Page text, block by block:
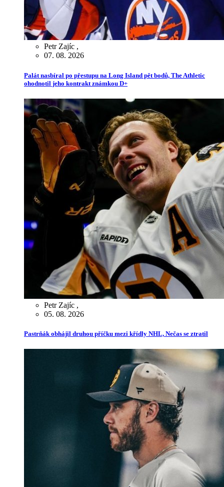
Petr Zajíc ,
07. 08. 2026
Palát nasbíral po přestupu na Long Island pět bodů, The Athletic
ohodnotil jeho kontrakt známkou D+
Petr Zajíc ,
05. 08. 2026
Pastrňák obhájil druhou příčku mezi křídly NHL, Nečas se ztratil